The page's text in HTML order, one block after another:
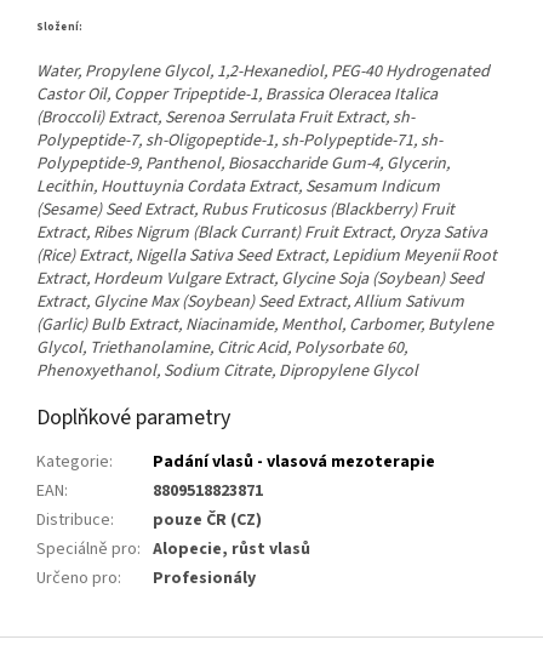
Složení:
Water, Propylene Glycol, 1,2-Hexanediol, PEG-40 Hydrogenated
Castor Oil, Copper Tripeptide-1, Brassica Oleracea Italica
(Broccoli) Extract, Serenoa Serrulata Fruit Extract, sh-
Polypeptide-7, sh-Oligopeptide-1, sh-Polypeptide-71, sh-
Polypeptide-9, Panthenol, Biosaccharide Gum-4, Glycerin,
Lecithin, Houttuynia Cordata Extract, Sesamum Indicum
(Sesame) Seed Extract, Rubus Fruticosus (Blackberry) Fruit
Extract, Ribes Nigrum (Black Currant) Fruit Extract, Oryza Sativa
(Rice) Extract, Nigella Sativa Seed Extract, Lepidium Meyenii Root
Extract, Hordeum Vulgare Extract, Glycine Soja (Soybean) Seed
Extract, Glycine Max (Soybean) Seed Extract, Allium Sativum
(Garlic) Bulb Extract, Niacinamide, Menthol, Carbomer, Butylene
Glycol, Triethanolamine, Citric Acid, Polysorbate 60,
Phenoxyethanol, Sodium Citrate, Dipropylene Glycol
Doplňkové parametry
Kategorie:
Padání vlasů - vlasová mezoterapie
EAN:
8809518823871
Distribuce:
pouze ČR (CZ)
Speciálně pro: Alopecie, růst vlasů
Určeno pro: Profesionály
Z